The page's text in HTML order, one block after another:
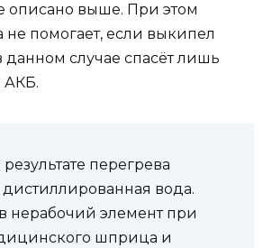
описано выше. При этом
помогает, если выкипел
данном случае спасёт лишь
АКБ.
перегрева
вода.
нерабочий элемент при
шприца и